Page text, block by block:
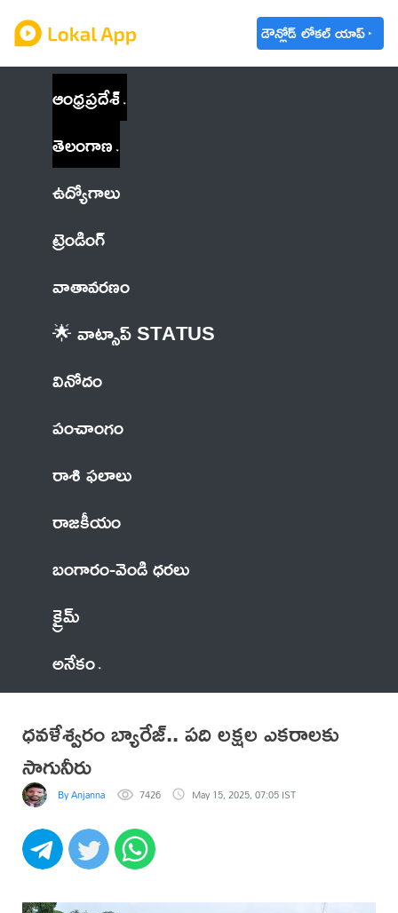
డౌన్లోడ్ లోకల్ యాప్
ఆంధ్రప్రదేశ్
తెలంగాణ
ఉద్యోగాలు
ట్రెండింగ్
వాతావరణం
🌟 వాట్సాప్ STATUS
వినోదం
పంచాంగం
రాశి ఫలాలు
రాజకీయం
బంగారం-వెండి ధరలు
క్రైమ్
అనేకం
ధవళేశ్వరం బ్యారేజ్.. పది లక్షల ఎకరాలకు
సాగునీరు
By Anjanna 7426 May 15, 2025, 07:05 IST